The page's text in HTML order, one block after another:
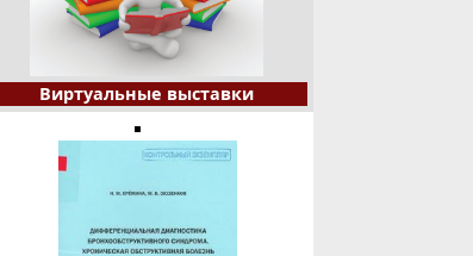
Виртуальные выставки